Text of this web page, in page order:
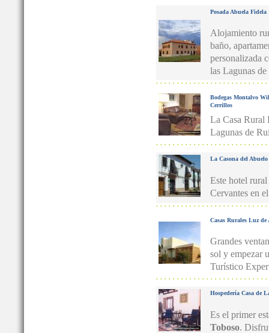
Posada Abuela Fidela
Alojamiento
baño,
personalizada
las Lagunas
Bodegas Montalvo
Cerrillos
La Casa Rural
Lagunas de
La Casona del
Este hotel
Cervantes en
Casas Rurales Luz de
Grandes
sol y empezar
Turístico
Hospedería Casa de
Es el primer
Toboso.